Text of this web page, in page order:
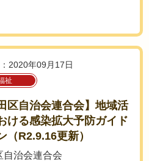
2020年09月17日
祉
区自治会連合会】地域活
ける感染拡大予防ガイド
（R2.9.16更新）
自治会連合会